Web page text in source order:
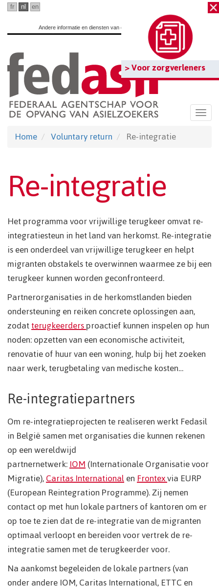
Ga
hoofdinhoud
> Voor zorgverleners
fr nl en
Andere informatie en diensten van de overheid:www.belgium.be
Home Voluntary return Re-integratie
Re-integratie
Het programma voor vrijwillige terugkeer omvat re-
integratiesteun in het land van herkomst. Re-integratie
is een onderdeel van vrijwillige terugkeer en helpt
migranten obstakels te overwinnen waarmee ze bij een
terugkeer kunnen worden geconfronteerd.
Partnerorganisaties in de herkomstlanden bieden
ondersteuning en reiken concrete oplossingen aan,
zodatterugkeerdersproactief kunnen inspelen op hun
noden: opzetten van een economische activiteit,
renovatie of huur van een woning, hulp bij het zoeken
naar werk, terugbetaling van medische kosten…
Re-integratiepartners
Om re-integratieprojecten te realiseren werkt Fedasil
in België samen met organisaties die kunnen rekenen
op een wereldwijd
partnernetwerk:IOM(Internationale Organisatie voor
Migratie),Caritas InternationalenFrontexvia EURP
(European Reintegration Programme). Zij nemen
contact op met hun lokale partners of kantoren om er
op toe te zien dat de re-integratie van de migranten
optimaal verloopt en bereiden voor vertrek de re-
integratie samen met de terugkeerder voor.
Na aankomst begeleiden de lokale partners (van
onder andere IOM, Caritas International, ETTC en